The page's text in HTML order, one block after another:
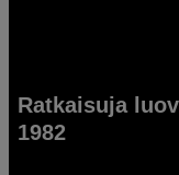
Ratkaisuja
1982